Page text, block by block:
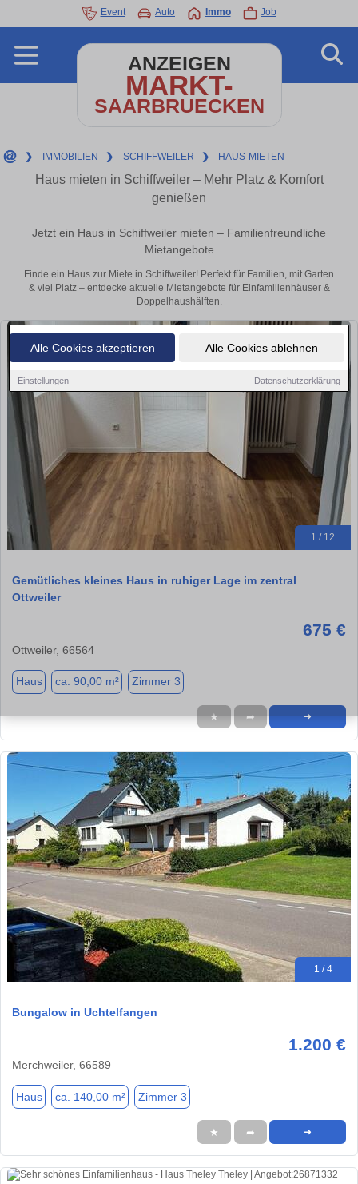
Alle Cookies akzeptieren Alle Cookies ablehnen
Einstellungen Datenschutzerklärung
Event Auto Immo Job
ANZEIGEN
MARKT-
SAARBRUECKEN
❯ IMMOBILIEN ❯ SCHIFFWEILER ❯ HAUS-MIETEN
Haus mieten in Schiffweiler – Mehr Platz & Komfort
genießen
Jetzt ein Haus in Schiffweiler mieten – Familienfreundliche
Mietangebote
Finde ein Haus zur Miete in Schiffweiler! Perfekt für Familien, mit Garten
& viel Platz – entdecke aktuelle Mietangebote für Einfamilienhäuser &
Doppelhaushälften.
1 / 12
Gemütliches kleines Haus in ruhiger Lage im zentral
Ottweiler
675 €
Ottweiler, 66564
Haus ca. 90,00 m² Zimmer 3
★ ➦ ➜
1 / 4
Bungalow in Uchtelfangen
1.200 €
Merchweiler, 66589
Haus ca. 140,00 m² Zimmer 3
★ ➦ ➜